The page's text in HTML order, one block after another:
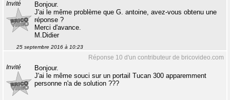
Invité
Bonjour.
J'ai le même problème que G. antoine, avez-vous obtenu une
réponse ?
Merci d'avance.
M.Didier
25 septembre 2016 à 10:23
Réponse 10 d'un contributeur de bricovideo.com
Invité
Bonjour.
J'ai le même souci sur un portail Tucan 300 apparemment
personne n'a de solution ???